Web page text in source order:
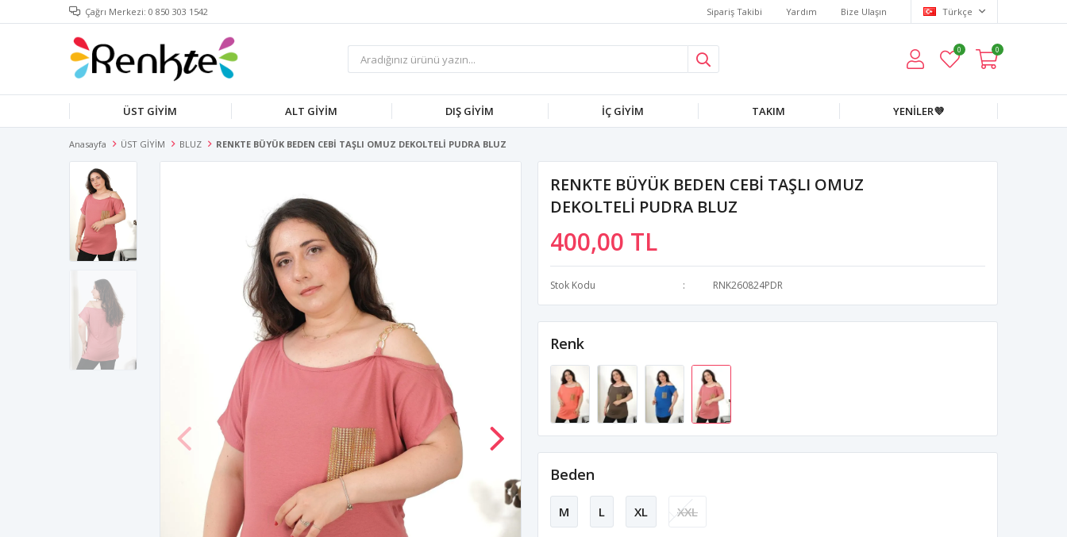
Çağrı Merkezi: 0 850 303 1542 Sipariş Takibi Yardım Bize Ulaşın Türkçe
0 0
ÜST GİYİM ALT GİYİM DIŞ GİYİM İÇ GİYİM TAKIM YENİLER💜
Anasayfa ÜST GİYİM BLUZ RENKTE BÜYÜK BEDEN CEBİ TAŞLI OMUZ DEKOLTELİ PUDRA BLUZ
RENKTE BÜYÜK BEDEN CEBİ TAŞLI OMUZ
DEKOLTELİ PUDRA BLUZ
400,00 TL
Stok Kodu RNK260824PDR
Renk
Beden
M L XL XXL